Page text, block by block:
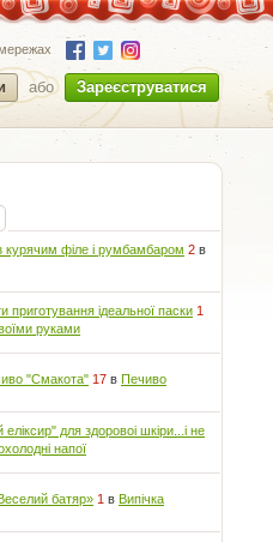
або Зареєструватися
курячим філе і румбамбаром 2 в
приготування ідеальної паски 1
руками
"Смакота" 17 вПечиво
еліксир" для здоровоі шкіри...і не
напої
батяр» 1 вВипічка